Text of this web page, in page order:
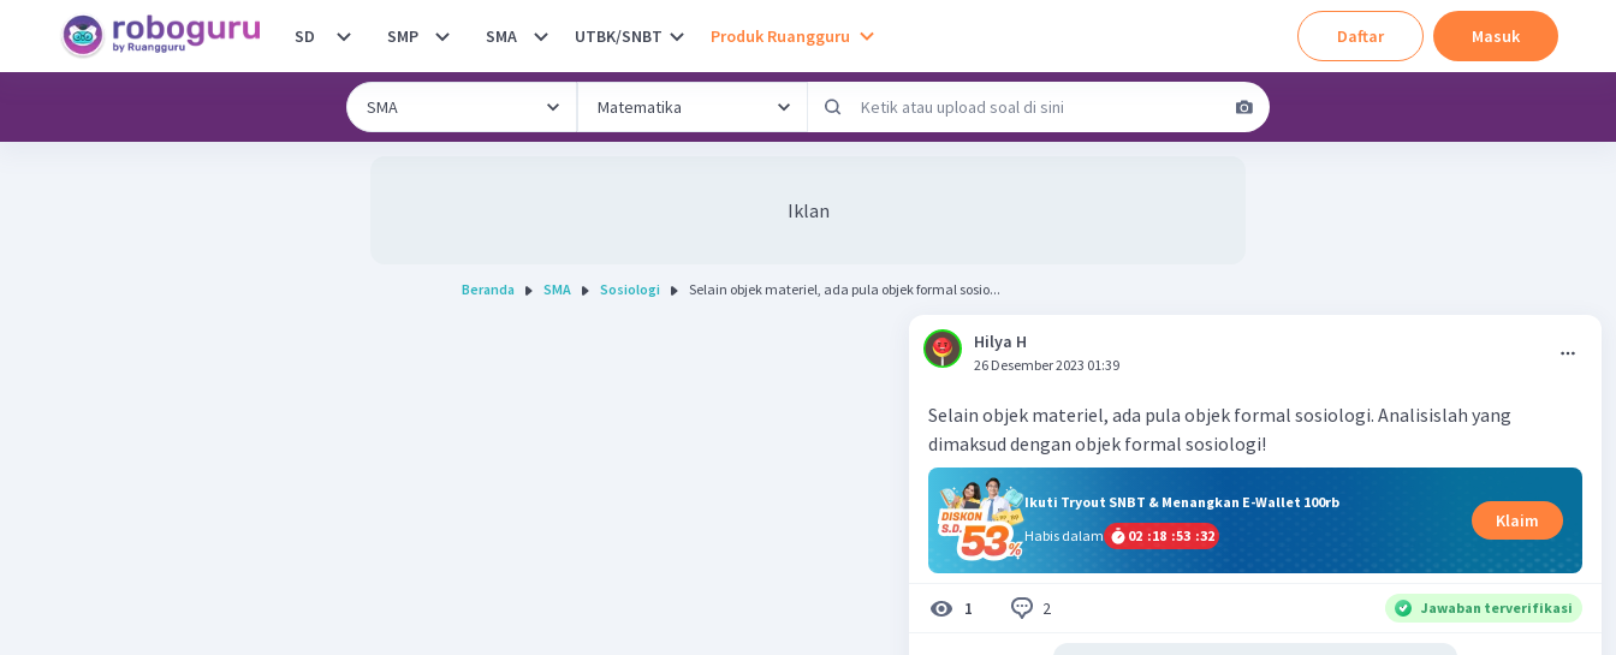
SD SMP SMA UTBK/SNBT Produk Ruangguru Daftar Masuk
Iklan
Beranda SMA Sosiologi Selain objek materiel, ada pula objek formal sosio...
Hilya H
26 Desember 2023 01:39
Selain objek materiel, ada pula objek formal sosiologi. Analisislah yang
dimaksud dengan objek formal sosiologi!
Ikuti Tryout SNBT & Menangkan E-Wallet 100rb
Habis dalam
02 :18 :53 :32
Klaim
1 2 Jawaban terverifikasi